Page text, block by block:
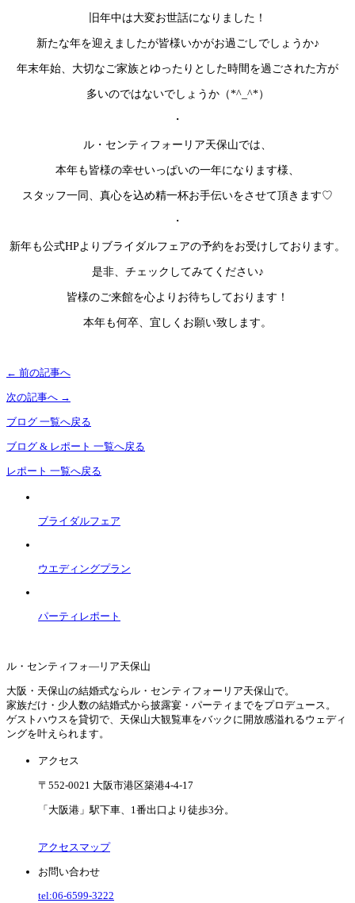
旧年中は大変お世話になりました！
新たな年を迎えましたが皆様いかがお過ごしでしょうか♪
年末年始、大切なご家族とゆったりとした時間を過ごされた方が
多いのではないでしょうか（*^_^*）
・
ル・センティフォーリア天保山では、
本年も皆様の幸せいっぱいの一年になります様、
スタッフ一同、真心を込め精一杯お手伝いをさせて頂きます♡
・
新年も公式HPよりブライダルフェアの予約をお受けしております。
是非、チェックしてみてください♪
皆様のご来館を心よりお待ちしております！
本年も何卒、宜しくお願い致します。
← 前の記事へ
次の記事へ →
ブログ 一覧へ戻る
ブログ & レポート 一覧へ戻る
レポート 一覧へ戻る
ブライダルフェア
ウエディングプラン
パーティレポート
ル・センティフォ―リア天保山
大阪・天保山の結婚式ならル・センティフォーリア天保山で。
家族だけ・少人数の結婚式から披露宴・パーティまでをプロデュース。
ゲストハウスを貸切で、天保山大観覧車をバックに開放感溢れるウェディ
ングを叶えられます。
アクセス
〒552-0021 大阪市港区築港4-4-17
「大阪港」駅下車、1番出口より徒歩3分。
アクセスマップ
お問い合わせ
tel:06-6599-3222